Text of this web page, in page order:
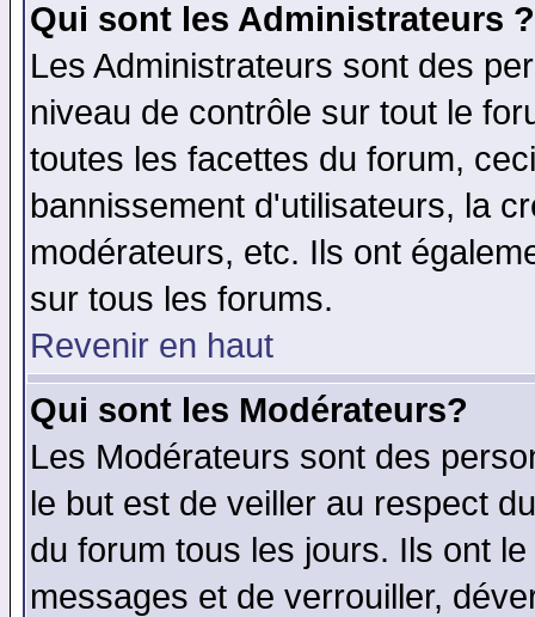
Qui sont les Administrateurs ?
Les Administrateurs sont des
niveau de contrôle sur tout le
toutes les facettes du forum,
bannissement d'utilisateurs, la
modérateurs, etc. Ils ont
sur tous les forums.
Revenir en haut
Qui sont les Modérateurs?
Les Modérateurs sont des
le but est de veiller au respect
du forum tous les jours. Ils ont
messages et de verrouiller,